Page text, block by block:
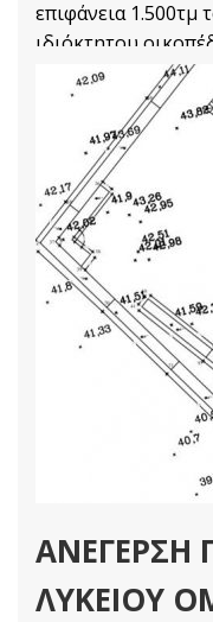
επιφάνεια 1.500τμ
ιδιόκτητου
Παύλου Ν.
Διαβάστε Περισσότερα
ΑΝΕΓΕΡΣΗ
ΛΥΚΕΙΟΥ